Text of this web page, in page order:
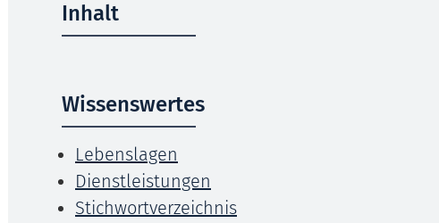
Inhalt
Wissenswertes
Lebenslagen
Dienstleistungen
Stichwortverzeichnis